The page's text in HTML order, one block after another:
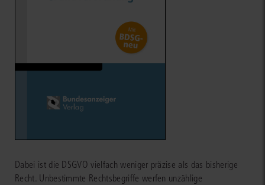
Dabei ist die DSGVO vielfach weniger präzise als das bisherige
Recht. Unbestimmte Rechtsbegriffe werfen unzählige